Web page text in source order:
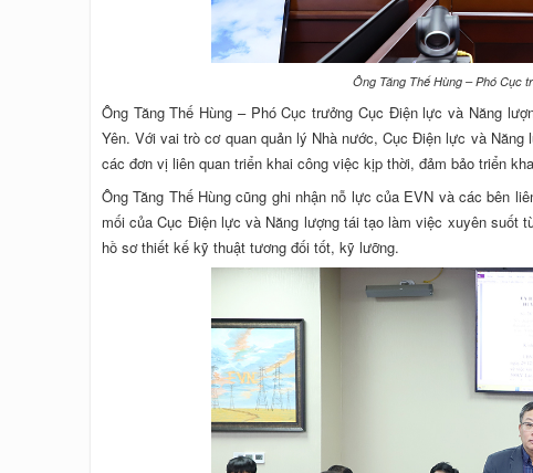
Ông Tăng Thế Hùng – Phó Cục
Ông Tăng Thế Hùng – Phó Cục trưởng Cục Điện lực và Năng
Yên. Với vai trò cơ quan quản lý Nhà nước, Cục Điện lực và
các đơn vị liên quan triển khai công việc kịp thời, đảm bảo triển
Ông Tăng Thế Hùng cũng ghi nhận nỗ lực của EVN và các bên
mối của Cục Điện lực và Năng lượng tái tạo làm việc xuyên
hồ sơ thiết kế kỹ thuật tương đối tốt, kỹ lưỡng.